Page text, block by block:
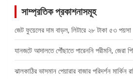
সাম্প্রতিক প্রকাশনাসমূহ
জেট ফুয়েলের দাম বাড়ল, লিটারে ২৮ টাকা ৫৩ পয়সা
যানজটে আদালতে পৌঁছাতে পারেননি পরীমনি, জেরা
ঝালকাঠির ভাসমান পেয়ারার বাজার পরিদর্শন মার্কিন